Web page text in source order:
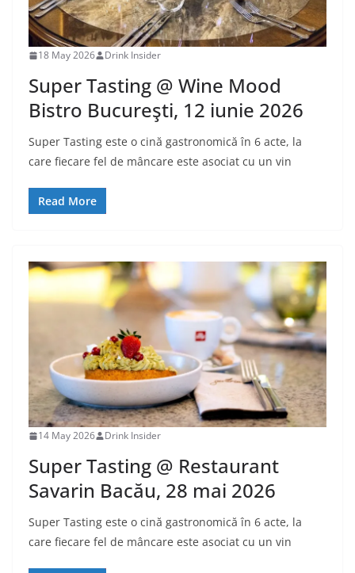
18 May 2026 Drink Insider
Super Tasting @ Wine Mood
Bistro Bucureşti, 12 iunie 2026
Super Tasting este o cină gastronomică în 6 acte, la
care fiecare fel de mâncare este asociat cu un vin
Read More
14 May 2026 Drink Insider
Super Tasting @ Restaurant
Savarin Bacău, 28 mai 2026
Super Tasting este o cină gastronomică în 6 acte, la
care fiecare fel de mâncare este asociat cu un vin